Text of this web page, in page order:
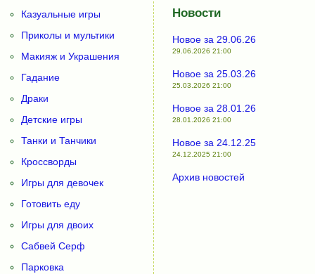
Казуальные игры
Приколы и мультики
Макияж и Украшения
Гадание
Драки
Детские игры
Танки и Танчики
Кроссворды
Игры для девочек
Готовить еду
Игры для двоих
Сабвей Серф
Парковка
Новости
Новое за 29.06.26
29.06.2026 21:00
Новое за 25.03.26
25.03.2026 21:00
Новое за 28.01.26
28.01.2026 21:00
Новое за 24.12.25
24.12.2025 21:00
Архив новостей